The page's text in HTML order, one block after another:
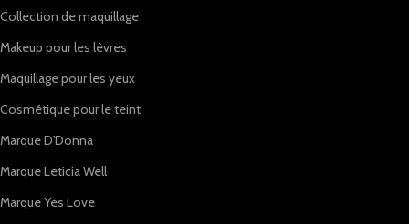
Collection de maquillage
Makeup pour les lèvres
Maquillage pour les yeux
Cosmétique pour le teint
Marque D'Donna
Marque Leticia Well
Marque Yes Love